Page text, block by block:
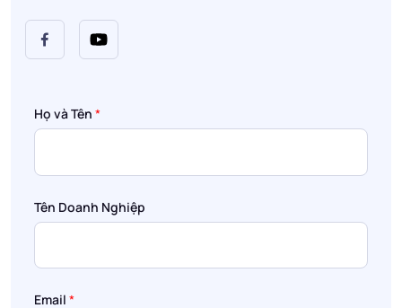
Họ và Tên *
Tên Doanh Nghiệp
Email *